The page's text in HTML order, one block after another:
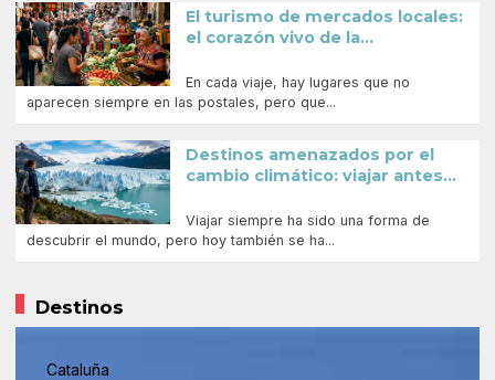
El turismo de mercados locales:
el corazón vivo de la...
En cada viaje, hay lugares que no
aparecen siempre en las postales, pero que...
Destinos amenazados por el
cambio climático: viajar antes...
Viajar siempre ha sido una forma de
descubrir el mundo, pero hoy también se ha...
Destinos
Cataluña